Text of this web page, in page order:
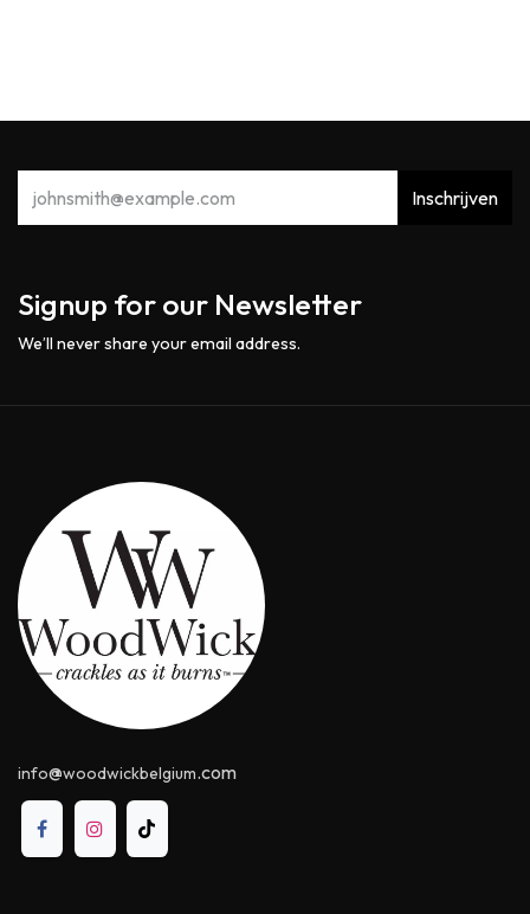
Inschrijven
Signup for our Newsletter
We’ll never share your email address.
info@woodwickbelgium.com